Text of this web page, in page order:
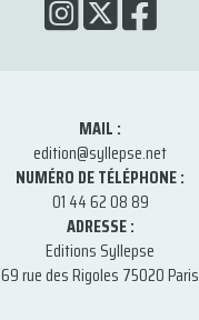
MAIL :
edition@syllepse.net
NUMÉRO DE TÉLÉPHONE :
01 44 62 08 89
ADRESSE :
Editions Syllepse
69 rue des Rigoles 75020 Paris